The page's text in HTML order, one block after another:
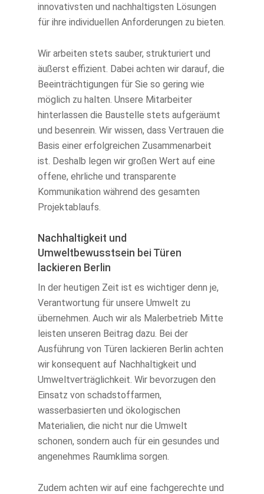
innovativsten und nachhaltigsten Lösungen
für ihre individuellen Anforderungen zu bieten.
Wir arbeiten stets sauber, strukturiert und
äußerst effizient. Dabei achten wir darauf, die
Beeinträchtigungen für Sie so gering wie
möglich zu halten. Unsere Mitarbeiter
hinterlassen die Baustelle stets aufgeräumt
und besenrein. Wir wissen, dass Vertrauen die
Basis einer erfolgreichen Zusammenarbeit
ist. Deshalb legen wir großen Wert auf eine
offene, ehrliche und transparente
Kommunikation während des gesamten
Projektablaufs.
Nachhaltigkeit und
Umweltbewusstsein bei Türen
lackieren Berlin
In der heutigen Zeit ist es wichtiger denn je,
Verantwortung für unsere Umwelt zu
übernehmen. Auch wir als Malerbetrieb Mitte
leisten unseren Beitrag dazu. Bei der
Ausführung von Türen lackieren Berlin achten
wir konsequent auf Nachhaltigkeit und
Umweltverträglichkeit. Wir bevorzugen den
Einsatz von schadstoffarmen,
wasserbasierten und ökologischen
Materialien, die nicht nur die Umwelt
schonen, sondern auch für ein gesundes und
angenehmes Raumklima sorgen.
Zudem achten wir auf eine fachgerechte und